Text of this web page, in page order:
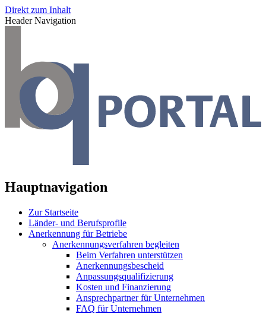
Direkt zum Inhalt
Header Navigation
Hauptnavigation
Zur Startseite
Länder- und Berufsprofile
Anerkennung für Betriebe
Anerkennungsverfahren begleiten
Beim Verfahren unterstützen
Anerkennungsbescheid
Anpassungsqualifizierung
Kosten und Finanzierung
Ansprechpartner für Unternehmen
FAQ für Unternehmen